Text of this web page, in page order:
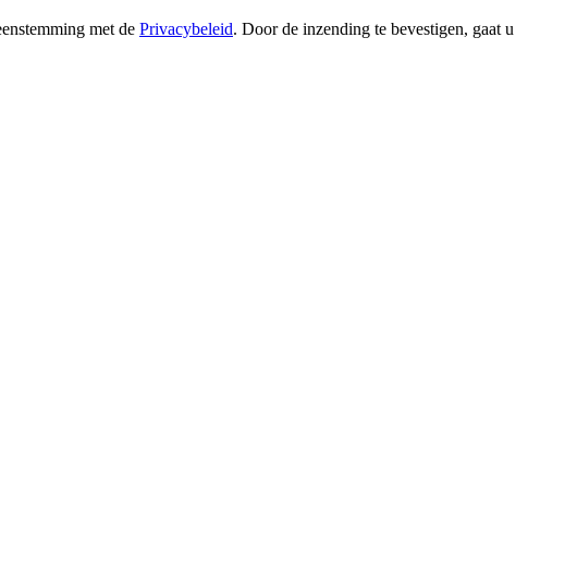
met de Privacybeleid. Door de inzending te bevestigen, gaat u